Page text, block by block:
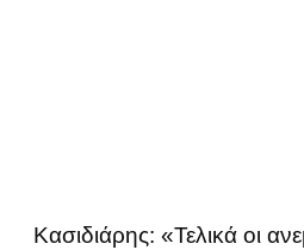
Κασιδιάρης: «Τελικά οι